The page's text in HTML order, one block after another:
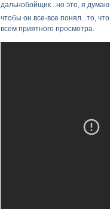
дальнобойщик...но это, я
чтобы он все-все понял...то,
всем приятного просмотра.